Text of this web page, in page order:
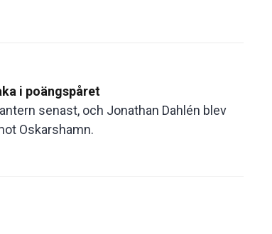
i poängspåret
senast, och Jonathan Dahlén blev
Oskarshamn.